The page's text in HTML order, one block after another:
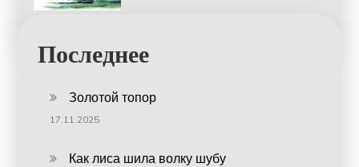
Последнее
Золотой топор
17.11.2025
Как лиса шила волку шубу